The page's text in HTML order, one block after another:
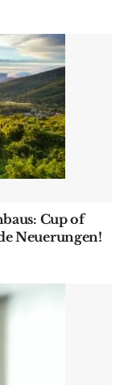
Cup of
Neuerungen!